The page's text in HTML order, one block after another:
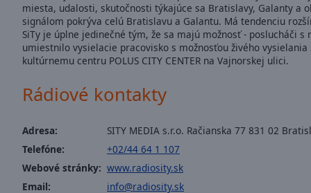
Color
Opacity
Background
miesta, udalosti, skutočnosti týkajúce sa Bratislavy, Galanty a
signálom pokrýva celú Bratislavu a Galantu. Má tendenciu
SiTy je úplne jedinečné tým, že sa majú možnosť - poslucháči
umiestnilo vysielacie pracovisko s možnosťou živého
kultúrnemu centru POLUS CITY CENTER na Vajnorskej ulici.
Rádiové kontakty
Adresa:
SITY MEDIA s.r.o. Račianska 77 831 02
Telefóne:
+02/44 64 1 107
Webové stránky: www.radiosity.sk
Email:
info@radiosity.sk